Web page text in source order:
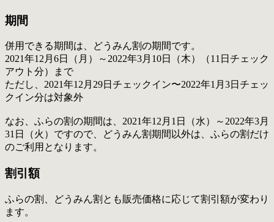
期間
併用できる期間は、どうみん割の期間です。
2021年12月6日（月）～2022年3月10日（木）（11日チェック
アウト分）まで
ただし、2021年12月29日チェックイン〜2022年1月3日チェッ
クイン分は対象外
なお、ふらの割の期間は、2021年12⽉1⽇（水）～2022年3月
31日（火）ですので、どうみん割期間以外は、ふらの割だけ
のご利用となります。
割引額
ふらの割、どうみん割とも販売価格に応じて割引額が変わり
ます。